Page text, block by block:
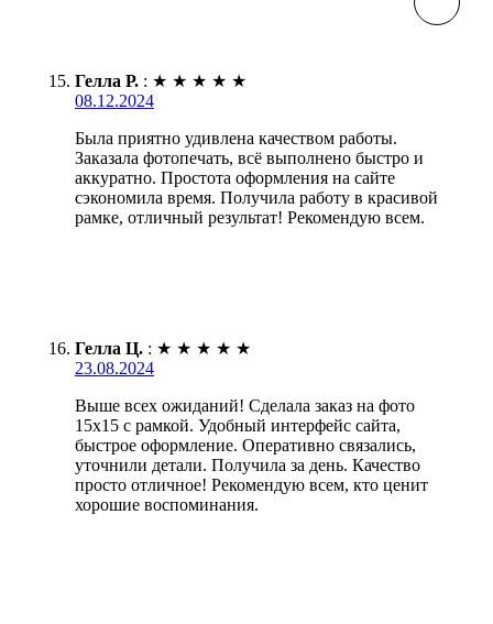
Гелла Р. : ★ ★ ★ ★ ★
08.12.2024
Была приятно удивлена качеством работы.
Заказала фотопечать, всё выполнено быстро и
аккуратно. Простота оформления на сайте
сэкономила время. Получила работу в красивой
рамке, отличный результат! Рекомендую всем.
Гелла Ц. : ★ ★ ★ ★ ★
23.08.2024
Выше всех ожиданий! Сделала заказ на фото
15х15 с рамкой. Удобный интерфейс сайта,
быстрое оформление. Оперативно связались,
уточнили детали. Получила за день. Качество
просто отличное! Рекомендую всем, кто ценит
хорошие воспоминания.